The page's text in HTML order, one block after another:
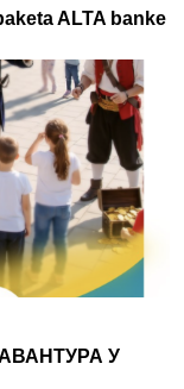
ALTA banke
У